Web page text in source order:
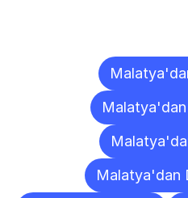
Malatya'dan